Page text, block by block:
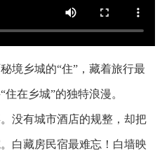
乡城的“住”，藏着旅行最
在乡城”的独特浪漫。
有城市酒店的规整，却把
白藏房民宿最难忘！白墙映